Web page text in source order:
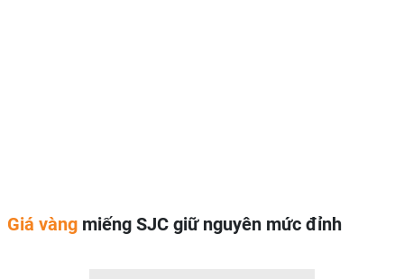
Giá vàng miếng SJC giữ nguyên mức đỉnh